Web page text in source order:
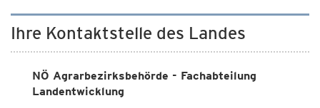
Ihre Kontaktstelle des Landes
NÖ Agrarbezirksbehörde - Fachabteilung
Landentwicklung